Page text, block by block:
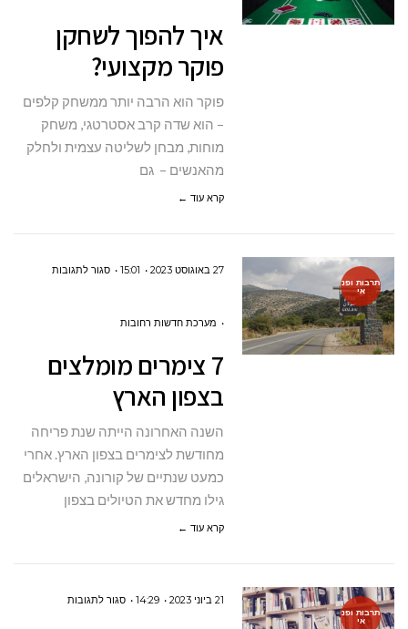
איך להפוך לשחקן
פוקר מקצועי?
פוקר הוא הרבה יותר ממשחק קלפים
– הוא שדה קרב אסטרטגי, משחק
מוחות, מבחן לשליטה עצמית ולחלק
מהאנשים – גם
קרא עוד ←
תרבות ופנ
אי
27 באוגוסט 2023 15:01 סגור לתגובותעל
בצפון
מערכת חדשות רחובות
7 צימרים מומלצים
בצפון הארץ
השנה האחרונה הייתה שנת פריחה
מחודשת לצימרים בצפון הארץ. אחרי
כמעט שנתיים של קורונה, הישראלים
גילו מחדש את הטיולים בצפון
קרא עוד ←
תרבות ופנ
אי
21 ביוני 2023 14:29 סגור לתגובותעל